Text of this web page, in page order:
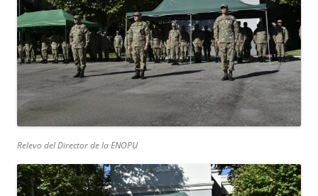
Relevo del Director de la ENOPU